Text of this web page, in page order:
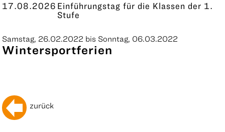
17.08.2026 Einführungstag für die Klassen der 1.
Stufe
Samstag, 26.02.2022 bis Sonntag, 06.03.2022
Wintersportferien
zurück